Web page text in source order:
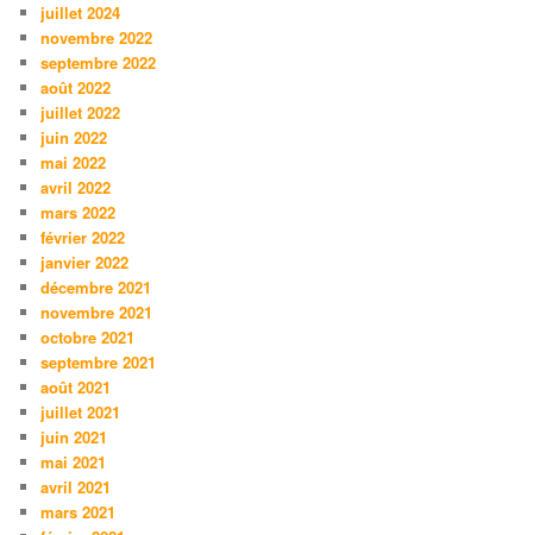
juillet 2024
novembre 2022
septembre 2022
août 2022
juillet 2022
juin 2022
mai 2022
avril 2022
mars 2022
février 2022
janvier 2022
décembre 2021
novembre 2021
octobre 2021
septembre 2021
août 2021
juillet 2021
juin 2021
mai 2021
avril 2021
mars 2021